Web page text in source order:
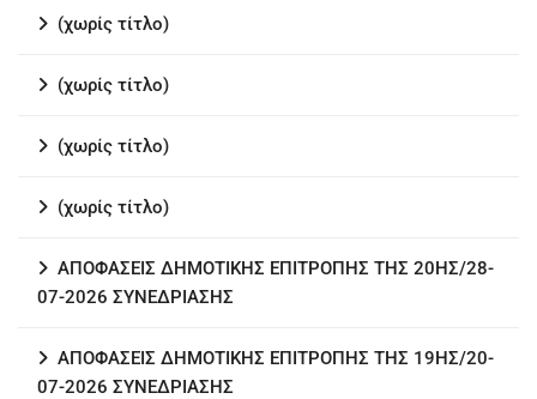
(χωρίς τίτλο)
(χωρίς τίτλο)
(χωρίς τίτλο)
(χωρίς τίτλο)
ΑΠΟΦΑΣΕΙΣ ΔΗΜΟΤΙΚΗΣ ΕΠΙΤΡΟΠΗΣ ΤΗΣ 20ΗΣ/28-
07-2026 ΣΥΝΕΔΡΙΑΣΗΣ
ΑΠΟΦΑΣΕΙΣ ΔΗΜΟΤΙΚΗΣ ΕΠΙΤΡΟΠΗΣ ΤΗΣ 19ΗΣ/20-
07-2026 ΣΥΝΕΔΡΙΑΣΗΣ